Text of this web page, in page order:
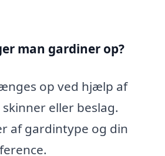
man gardiner op?
op ved hjælp af
eller beslag.
af gardintype og din